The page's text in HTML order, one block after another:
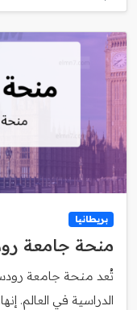
بريطانيا
منحة جامعة
تُعد منحة جامعة
الدراسية في العالم.